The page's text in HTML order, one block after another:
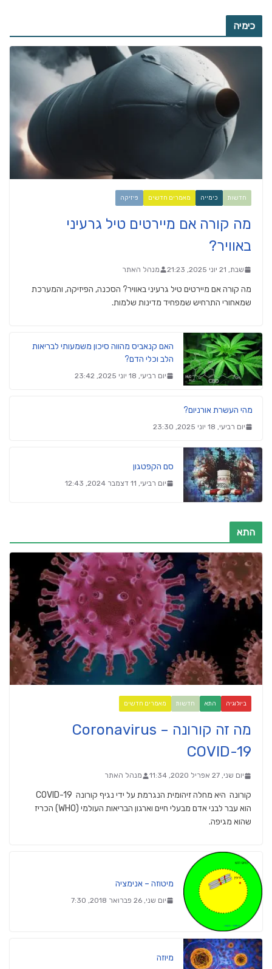
כימיה
חדשות כימייה מאמרים חדשים פיזיקה
מה קורה אם מיירטים טיל גרעיני
באוויר?
שבת, 21 יוני 2025, 21:23 מנהל האתר
מה קורה אם מיירטים טיל גרעיני באוויר? הסכנה, הפיזיקה, והמערכת
שמאחורי התרחיש שמפחיד מדינות שלמות.
האם קנאביס מהווה סיכון משמעותי לבריאות
הלב וכלי הדם?
יום רביעי, 18 יוני 2025, 23:42
מהי העשרת אורניום?
יום רביעי, 18 יוני 2025, 23:30
סם הקפטגון
יום רביעי, 11 דצמבר 2024, 12:43
התא
ביולוגיה התא חדשות מאמרים חדשים
מה זה קורונה Coronavirus –
COVID-19
יום שני, 27 אפריל 2020, 11:34 מנהל האתר
הוא עבר לבני אדם מבעלי חיים וארגון הבריאות העולמי (WHO) הכריז
שהוא מגיפה.
מיטוזה – אנימציה
יום שני, 26 פברואר 2018, 7:30
מיוזה